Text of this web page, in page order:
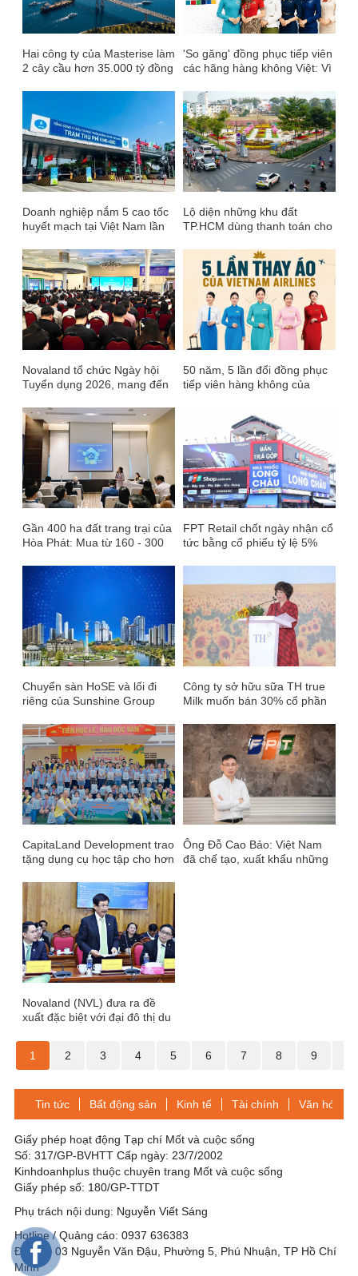
Hai công ty của Masterise làm
2 cây cầu hơn 35.000 tỷ đồng
vàng” trị giá hơn 23.000 tỷ
'So găng' đồng phục tiếp viên
các hãng hàng không Việt: Vì
xanh ngọc, Vietjet gắn với
màu đỏ?
Doanh nghiệp nắm 5 cao tốc
huyết mạch tại Việt Nam lần
cầm khối tiền hơn 9.500 tỷ
Lộ diện những khu đất
TP.HCM dùng thanh toán cho
Novaland tổ chức Ngày hội
Tuyển dụng 2026, mang đến
ngũ phát triển các dự án
trọng điểm của Tập đoàn
50 năm, 5 lần đổi đồng phục
tiếp viên hàng không của
gắn bó 15 năm nhường chỗ
cho thiết kế vàng - xanh từng
gây tranh luận
Gần 400 ha đất trang trại của
Hòa Phát: Mua từ 160 - 300
tỷ/ha
FPT Retail chốt ngày nhận cổ
tức bằng cổ phiếu tỷ lệ 5%
Chuyển sàn HoSE và lối đi
riêng của Sunshine Group
Công ty sở hữu sữa TH true
Milk muốn bán 30% cổ phần
CapitaLand Development trao
tặng dụng cụ học tập cho hơn
trường khắp Việt Nam, trong
khuôn khổ Chương trình
Trường học CapitaLand Hy
vọng
Ông Đỗ Cao Bảo: Việt Nam
đã chế tạo, xuất khẩu những
Novaland (NVL) đưa ra đề
xuất đặc biệt với đại đô thị du
1 2 3 4 5 6 7 8 9
Tin tức Bất động sản Kinh tế Tài chính Văn hóa-
Giấy phép hoạt động Tạp chí Mốt và cuộc sống
Số: 317/GP-BVHTT Cấp ngày: 23/7/2002
Kinhdoanhplus thuộc chuyên trang Mốt và cuộc sống
Giấy phép số: 180/GP-TTDT
Phụ trách nội dung: Nguyễn Viết Sáng
Hotline / Quảng cáo: 0937 636383
Địa chỉ: 03 Nguyễn Văn Đậu, Phường 5, Phú Nhuận, TP Hồ Chí
Minh